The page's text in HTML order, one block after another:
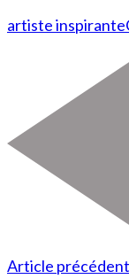
artiste inspirante
Article précédent